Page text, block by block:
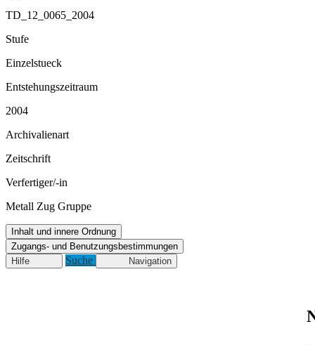
TD_12_0065_2004
Stufe
Einzelstueck
Entstehungszeitraum
2004
Archivalienart
Zeitschrift
Verfertiger/-in
Metall Zug Gruppe
Inhalt und innere Ordnung
Zugangs- und Benutzungsbestimmungen
Hilfe
Suche Navigation